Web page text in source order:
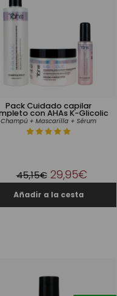
Pack Cuidado capilar
completo con AHAs K-Glicolic
Champú + Mascarilla + Sérum
45,15€ 29,95€